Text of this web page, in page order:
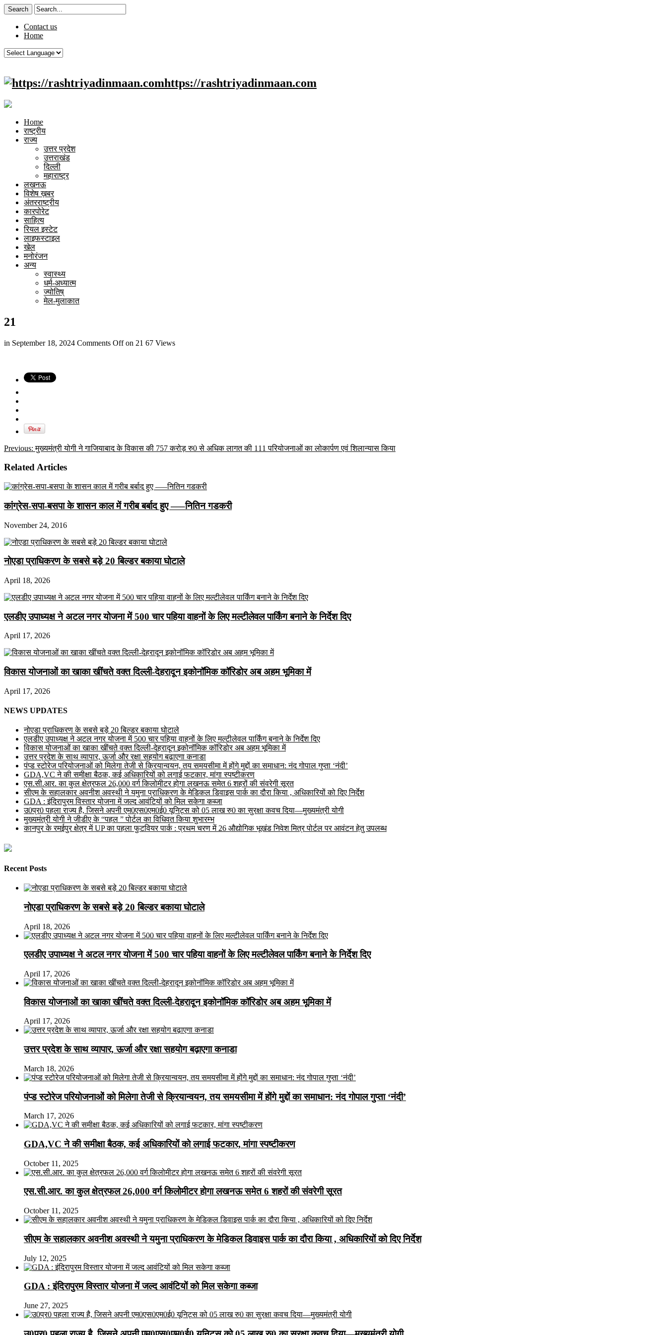
Contact us
Home
https://rashtriyadinmaan.com
Home
राष्ट्रीय
राज्य
उत्तर प्रदेश
उत्तराखंड
दिल्ली
महाराष्ट्र
लखनऊ
विशेष ख़बर
अंतरराष्ट्रीय
कारपोरेट
साहित्य
रियल इस्टेट
लाइफस्टाइल
खेल
मनोरंजन
अन्य
स्वास्थ्य
धर्म-अध्यात्म
ज्योतिष्
मेल-मुलाकात
21
in September 18, 2024 Comments Offon 21 67 Views
Previous: मुख्यमंत्री योगी ने गाजियाबाद के विकास की 757 करोड़ रु0 से अधिक लागत की 111 परियोजनाओं का लोकार्पण एवं शिलान्यास किया
Related Articles
कांग्रेस-सपा-बसपा के शासन काल में गरीब बर्बाद हुए —–नितिन गडकरी
November 24, 2016
नोएडा प्राधिकरण के सबसे बड़े 20 बिल्डर बकाया घोटाले
April 18, 2026
एलडीए उपाध्यक्ष ने अटल नगर योजना में 500 चार पहिया वाहनों के लिए मल्टीलेवल पार्किंग बनाने के निर्देश दिए
April 17, 2026
विकास योजनाओं का खाका खींचते वक्त दिल्ली-देहरादून इकोनॉमिक कॉरिडोर अब अहम भूमिका में
April 17, 2026
NEWS UPDATES
नोएडा प्राधिकरण के सबसे बड़े 20 बिल्डर बकाया घोटाले
एलडीए उपाध्यक्ष ने अटल नगर योजना में 500 चार पहिया वाहनों के लिए मल्टीलेवल पार्किंग बनाने के निर्देश दिए
विकास योजनाओं का खाका खींचते वक्त दिल्ली-देहरादून इकोनॉमिक कॉरिडोर अब अहम भूमिका में
उत्तर प्रदेश के साथ व्यापार, ऊर्जा और रक्षा सहयोग बढ़ाएगा कनाडा
पंप्ड स्टोरेज परियोजनाओं को मिलेगा तेजी से क्रियान्वयन, तय समयसीमा में होंगे मुद्दों का समाधान: नंद गोपाल गुप्ता ‘नंदी’
GDA,VC ने की समीक्षा बैठक, कई अधिकारियों को लगाई फटकार, मांगा स्पष्टीकरण
एस.सी.आर. का कुल क्षेत्रफल 26,000 वर्ग किलोमीटर होगा लखनऊ समेत 6 शहरों की संवरेगी सूरत
सीएम के सहालकार अवनीश अवस्थी ने यमुना प्राधिकरण के मेडिकल डिवाइस पार्क का दौरा किया , अधिकारियों को दिए निर्देश
GDA : इंदिरापुरम विस्तार योजना में जल्द आवंटियों को मिल सकेगा कब्जा
उ0प्र0 पहला राज्य है, जिसने अपनी एम0एस0एम0ई0 यूनिट्स को 05 लाख रु0 का सुरक्षा कवच दिया—मुख्यमंत्री योगी
मुख्यमंत्री योगी ने जीडीए के “पहल ” पोर्टल का विधिवत किया शुभारम्भ
कानपुर के रमईपुर क्षेत्र में UP का पहला फुटवियर पार्क : प्रथम चरण में 26 औद्योगिक भूखंड निवेश मित्र पोर्टल पर आवंटन हेतु उपलब्ध
Recent Posts
नोएडा प्राधिकरण के सबसे बड़े 20 बिल्डर बकाया घोटाले
April 18, 2026
एलडीए उपाध्यक्ष ने अटल नगर योजना में 500 चार पहिया वाहनों के लिए मल्टीलेवल पार्किंग बनाने के निर्देश दिए
April 17, 2026
विकास योजनाओं का खाका खींचते वक्त दिल्ली-देहरादून इकोनॉमिक कॉरिडोर अब अहम भूमिका में
April 17, 2026
उत्तर प्रदेश के साथ व्यापार, ऊर्जा और रक्षा सहयोग बढ़ाएगा कनाडा
March 18, 2026
पंप्ड स्टोरेज परियोजनाओं को मिलेगा तेजी से क्रियान्वयन, तय समयसीमा में होंगे मुद्दों का समाधान: नंद गोपाल गुप्ता ‘नंदी’
March 17, 2026
GDA,VC ने की समीक्षा बैठक, कई अधिकारियों को लगाई फटकार, मांगा स्पष्टीकरण
October 11, 2025
एस.सी.आर. का कुल क्षेत्रफल 26,000 वर्ग किलोमीटर होगा लखनऊ समेत 6 शहरों की संवरेगी सूरत
October 11, 2025
सीएम के सहालकार अवनीश अवस्थी ने यमुना प्राधिकरण के मेडिकल डिवाइस पार्क का दौरा किया , अधिकारियों को दिए निर्देश
July 12, 2025
GDA : इंदिरापुरम विस्तार योजना में जल्द आवंटियों को मिल सकेगा कब्जा
June 27, 2025